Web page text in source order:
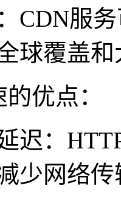
服务
球覆盖
优点：
：HTTP
少网络